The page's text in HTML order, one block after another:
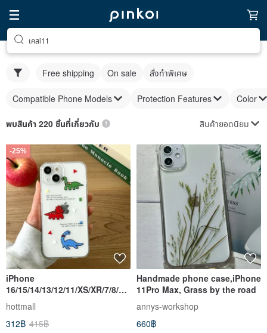
เคสi11
Free shipping On sale สั่งทำพิเศษ
Compatible Phone Models Protection Features Color
พบสินค้า 220 ชิ้นที่เกี่ยวกับ สินค้ายอดนิยม
-25%
iPhone
16/15/14/13/12/11/XS/XR/7/8/SE
2/SE3 Rainbow dino
Transparent Phone Case
hottmall
312฿ 415฿
Handmade phone case,iPhone
11Pro Max, Grass by the road
annys-workshop
660฿